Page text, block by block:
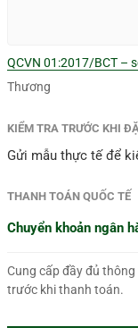
QCVN 01:2017/BCT –
Thương
KIỂM TRA TRƯỚC KHI
Gửi mẫu thực tế để
THANH TOÁN QUỐC TẾ
Chuyển khoản ngân
Cung cấp đầy đủ
trước khi thanh toán.